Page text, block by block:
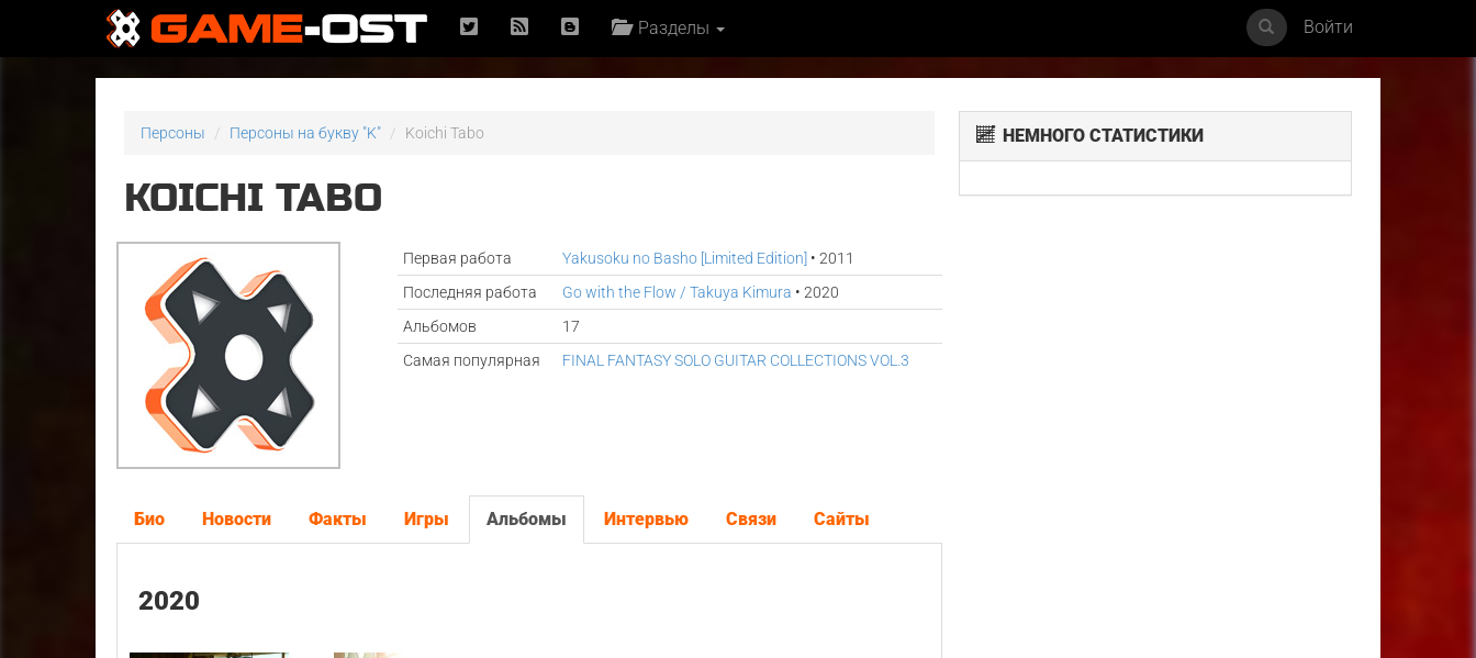
Разделы Войти
Персоны Персоны на букву "K" Koichi Tabo
KOICHI TABO
Первая работа Yakusoku no Basho [Limited Edition] • 2011
Последняя работа
Go with the Flow / Takuya Kimura • 2020
Альбомов
17
Самая популярная
FINAL FANTASY SOLO GUITAR COLLECTIONS VOL.3
Био Новости Факты Игры Альбомы Интервью Связи Сайты
2020
НЕМНОГО СТАТИСТИКИ